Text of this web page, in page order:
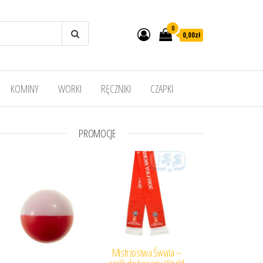
0
0,00zł
KOMINY WORKI RĘCZNIKI CZAPKI
PROMOCJE
Mistrzostwa Świata –